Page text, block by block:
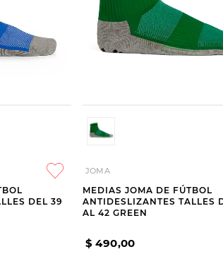
DEL 39
JOMA
MEDIAS JOMA DE FÚTBOL
ANTIDESLIZANTES TALLES
AL 42 GREEN
$ 490,00